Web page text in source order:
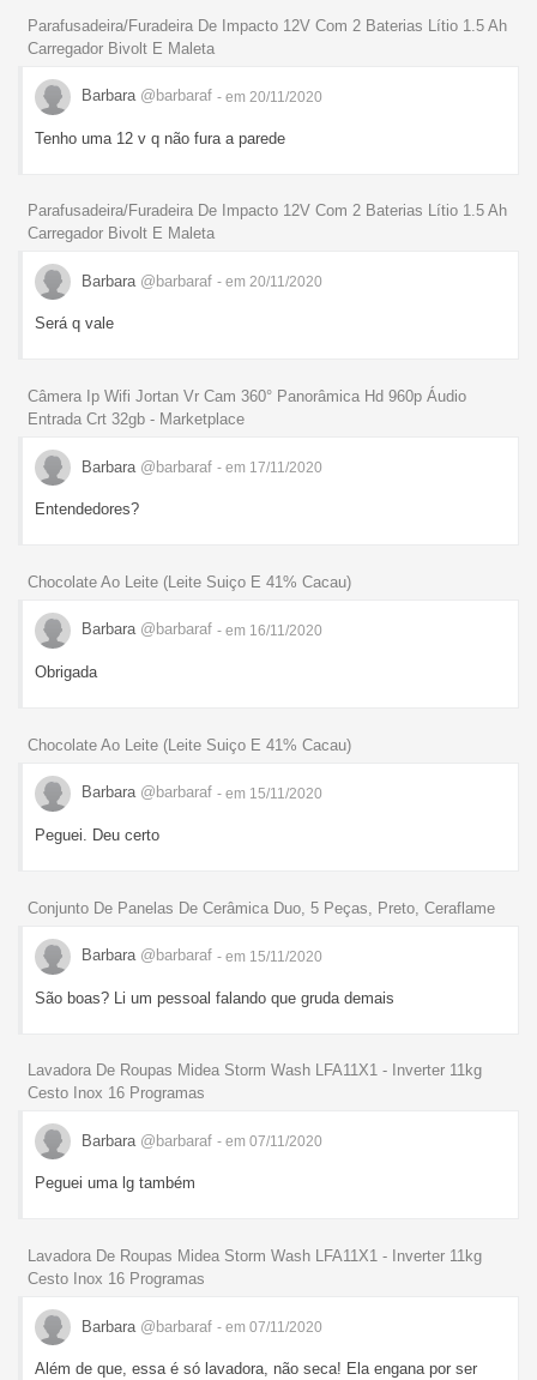
Parafusadeira/Furadeira De Impacto 12V Com 2 Baterias Lítio 1.5 Ah
Carregador Bivolt E Maleta
Barbara @barbaraf - em 20/11/2020
Tenho uma 12 v q não fura a parede
Parafusadeira/Furadeira De Impacto 12V Com 2 Baterias Lítio 1.5 Ah
Carregador Bivolt E Maleta
Barbara @barbaraf - em 20/11/2020
Será q vale
Câmera Ip Wifi Jortan Vr Cam 360° Panorâmica Hd 960p Áudio
Entrada Crt 32gb - Marketplace
Barbara @barbaraf - em 17/11/2020
Entendedores?
Chocolate Ao Leite (Leite Suiço E 41% Cacau)
Barbara @barbaraf - em 16/11/2020
Obrigada
Chocolate Ao Leite (Leite Suiço E 41% Cacau)
Barbara @barbaraf - em 15/11/2020
Peguei. Deu certo
Conjunto De Panelas De Cerâmica Duo, 5 Peças, Preto, Ceraflame
Barbara @barbaraf - em 15/11/2020
São boas? Li um pessoal falando que gruda demais
Lavadora De Roupas Midea Storm Wash LFA11X1 - Inverter 11kg
Cesto Inox 16 Programas
Barbara @barbaraf - em 07/11/2020
Peguei uma lg também
Lavadora De Roupas Midea Storm Wash LFA11X1 - Inverter 11kg
Cesto Inox 16 Programas
Barbara @barbaraf - em 07/11/2020
Além de que, essa é só lavadora, não seca! Ela engana por ser